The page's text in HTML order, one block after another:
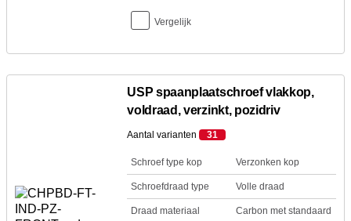
Vergelijk
USP spaanplaatschroef vlakkop,
voldraad, verzinkt, pozidriv
Aantal varianten 31
Schroef type kop Verzonken kop
Schroefdraad type Volle draad
Draad materiaal Carbon met standaard